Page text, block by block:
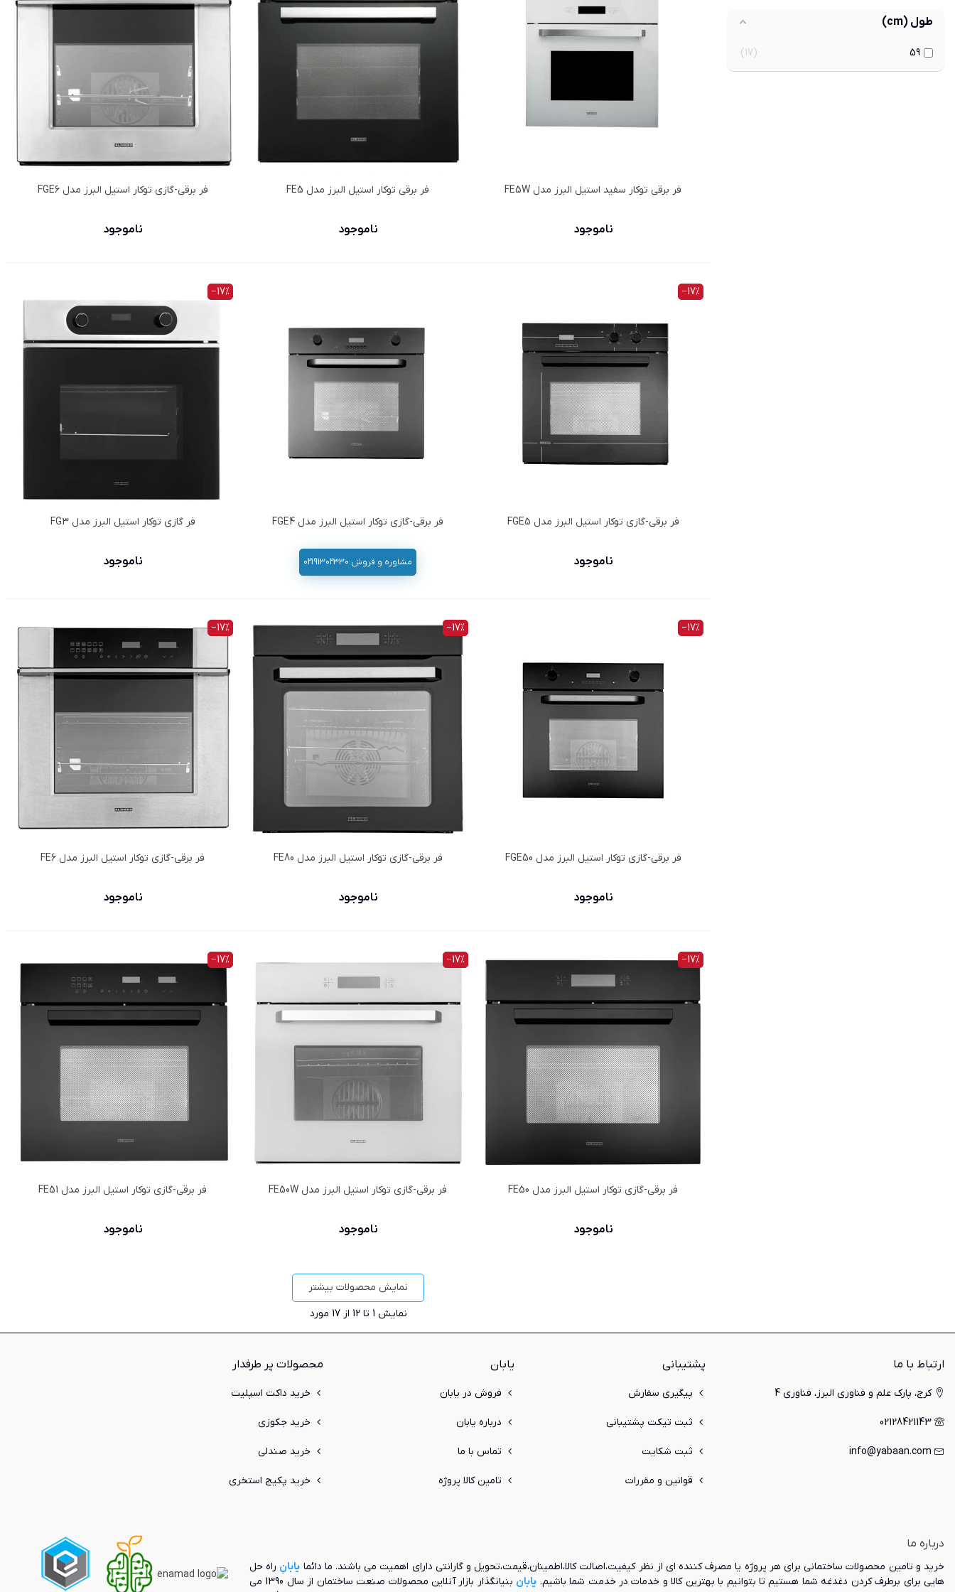
طول (cm)
59
17
فر برقي توكار سفید استیل البرز مدل FE5W
ناموجود
فر برقي توكار استیل البرز مدل FE5
ناموجود
فر برقي-گازي توكار استیل البرز مدل FGE6
ناموجود
‎−17%
فر برقي-گازي توكار استیل البرز مدل FGE5
ناموجود
فر برقي-گازي توكار استیل البرز مدل FGE4
مشاوره و فروش:02191302330
‎−17%
فر گازي توكار استیل البرز مدل FG3
ناموجود
‎−17%
فر برقي-گازي توكار استیل البرز مدل FGE50
ناموجود
‎−17%
فر برقي-گازي توكار استیل البرز مدل FE80
ناموجود
‎−17%
فر برقي-گازي توكار استیل البرز مدل FE6
ناموجود
‎−17%
فر برقي-گازي توكار استیل البرز مدل FE50
ناموجود
‎−17%
فر برقي-گازي توكار استیل البرز مدل FE50W
ناموجود
‎−17%
فر برقي-گازي توكار استیل البرز مدل FE51
ناموجود
نمایش محصولات بیشتر
نمایش 1 تا 12 از 17 مورد
ارتباط با ما
کرج، پارک علم و فناوری البرز، فناوری 4
02128421143
info@yabaan.com
پشتیبانی
پیگیری سفارش
ثبت تیکت پشتیبانی
ثبت شکایت
قوانین و مقررات
یابان
فروش در یابان
درباره یابان
تماس با ما
تامین کالا پروژه
محصولات پر طرفدار
خرید داکت اسپلیت
خرید جکوزی
خرید صندلی
خرید پکیج استخری
درباره ما
خرید و تامین محصولات ساختمانی برای هر پروژه یا مصرف کننده ای از نظر کیفیت،اصالت کالا،اطمینان،قیمت،تحویل و گارانتی دارای اهمیت می باشند. ما دائما یابانِ راه حل
هایی برای برطرف کردن دغدغه شما هستیم تا بتوانیم با بهترین کالا و خدمات در خدمت شما باشیم. یابان
بنیانگذار بازار آنلاین محصولات صنعت ساختمان از سال 1390 می